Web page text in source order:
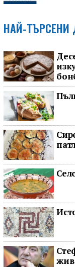
НАЙ-ТЪРСЕНИ
жив